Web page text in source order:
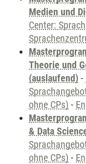
Medien und
Center:
Theorie und
(auslaufend) -
ohne CPs) -
& Data
ohne CPs) -